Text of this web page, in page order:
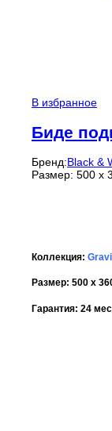
В избранное
Биде
Бренд:Black &
Размер: 500 x
Коллекция:
Размер: 500 x
Гарантия: 24